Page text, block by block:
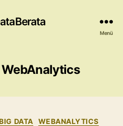
Menü
WebAnalytics
Kategorien
DATA WEBANALYTICS